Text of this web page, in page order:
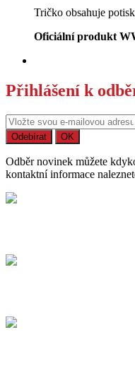
Tričko obsahuje potisk
Oficiální produkt
Přihlášení k
Odběr novinek můžete
kontaktní informace